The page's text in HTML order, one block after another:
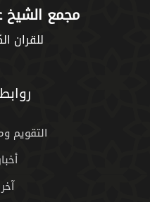
مجمع الشيخ
للقران
التقويم